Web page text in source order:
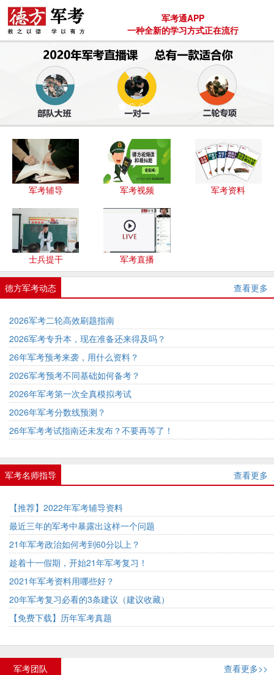
军考通APP
一种全新的学习方式正在流行
军考辅导 军考视频 军考资料
士兵提干 军考直播
德方军考动态 查看更多
2026军考二轮高效刷题指南
2026军考专升本，现在准备还来得及吗？
26年军考预考来袭，用什么资料？
2026军考预考不同基础如何备考？
2026年军考第一次全真模拟考试
2026年军考分数线预测？
26年军考考试指南还未发布？不要再等了！
军考名师指导 查看更多
【推荐】2022年军考辅导资料
最近三年的军考中暴露出这样一个问题
21年军考政治如何考到60分以上？
趁着十一假期，开始21年军考复习！
2021年军考资料用哪些好？
20年军考复习必看的3条建议（建议收藏）
【免费下载】历年军考真题
军考团队 查看更多>>